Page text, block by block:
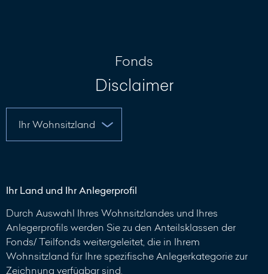
Fonds
Disclaimer
Ihr Land und Ihr Anlegerprofil
Durch Auswahl Ihres Wohnsitzlandes und Ihres
Anlegerprofils werden Sie zu den Anteilsklassen der
Fonds/ Teilfonds weitergeleitet, die in Ihrem
Wohnsitzland für Ihre spezifische Anlegerkategorie zur
Zeichnung verfügbar sind.